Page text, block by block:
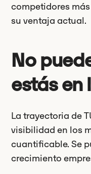
competidores
su ventaja actual.
No
estás en
La trayectoria de
visibilidad en los
cuantificable. Se
crecimiento